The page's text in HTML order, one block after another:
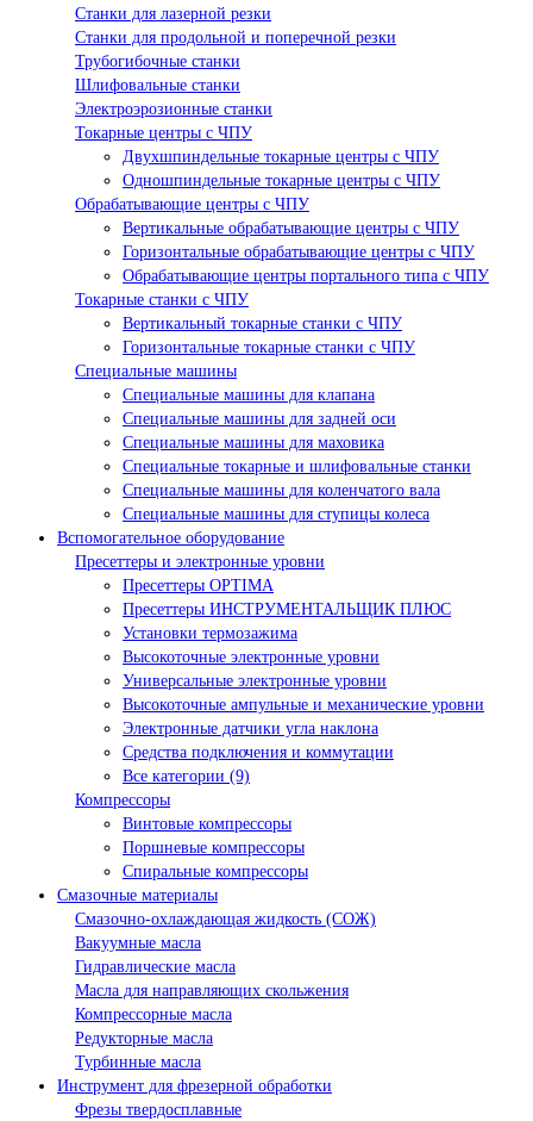
Станки для лазерной резки
Станки для продольной и поперечной резки
Трубогибочные станки
Шлифовальные станки
Электроэрозионные станки
Токарные центры с ЧПУ
Двухшпиндельные токарные центры с ЧПУ
Одношпиндельные токарные центры с ЧПУ
Обрабатывающие центры с ЧПУ
Вертикальные обрабатывающие центры с ЧПУ
Горизонтальные обрабатывающие центры с ЧПУ
Обрабатывающие центры портального типа с ЧПУ
Токарные станки с ЧПУ
Вертикальный токарные станки с ЧПУ
Горизонтальные токарные станки с ЧПУ
Специальные машины
Специальные машины для клапана
Специальные машины для задней оси
Специальные машины для маховика
Специальные токарные и шлифовальные станки
Специальные машины для коленчатого вала
Специальные машины для ступицы колеса
Вспомогательное оборудование
Пресеттеры и электронные уровни
Пресеттеры OPTIMA
Пресеттеры ИНСТРУМЕНТАЛЬЩИК ПЛЮС
Установки термозажима
Высокоточные электронные уровни
Универсальные электронные уровни
Высокоточные ампульные и механические уровни
Электронные датчики угла наклона
Средства подключения и коммутации
Все категории (9)
Компрессоры
Винтовые компрессоры
Поршневые компрессоры
Спиральные компрессоры
Смазочные материалы
Смазочно-охлаждающая жидкость (СОЖ)
Вакуумные масла
Гидравлические масла
Масла для направляющих скольжения
Компрессорные масла
Редукторные масла
Турбинные масла
Инструмент для фрезерной обработки
Фрезы твердосплавные